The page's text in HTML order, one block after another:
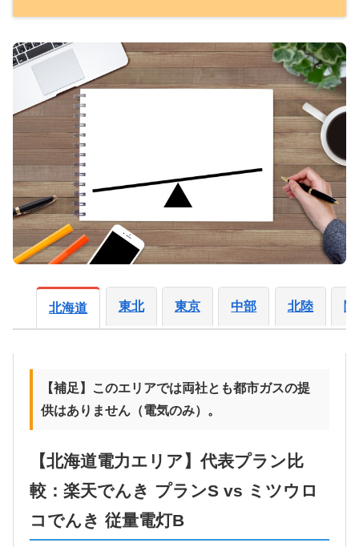
北海道 東北 東京 中部 北陸
【補足】このエリアでは両社とも都市ガスの提
供はありません（電気のみ）。
【北海道電力エリア】代表プラン比
較：楽天でんき プランS vs ミツウロ
コでんき 従量電灯B